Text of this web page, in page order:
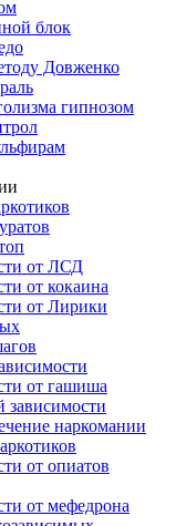
блок
Довженко
гипнозом
от ЛСД
от кокаина
от Лирики
от гашиша
зависимости
наркомании
от опиатов
от мефедрона